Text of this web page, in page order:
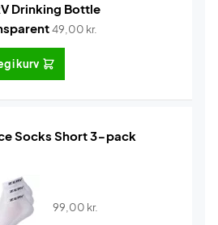
Drinking Bottle
49,00 kr.
i kurv
Socks Short 3-pack
99,00 kr.